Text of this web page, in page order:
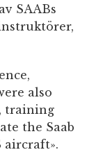
SAABs
also
training
the Saab
aircraft».